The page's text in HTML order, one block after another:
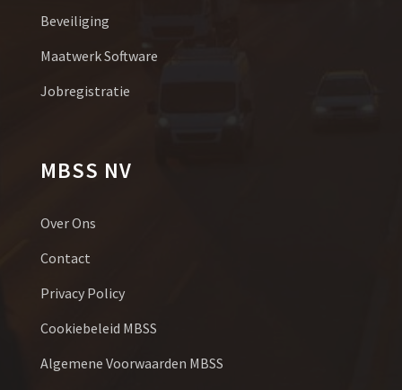
Beveiliging
Maatwerk Software
Jobregistratie
MBSS NV
Over Ons
Contact
Privacy Policy
Cookiebeleid MBSS
Algemene Voorwaarden MBSS